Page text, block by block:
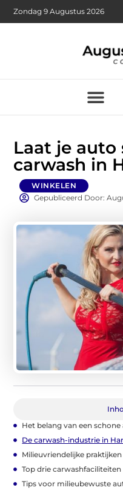
Zondag 9 Augustus 2026
Laat je auto
carwash in
WINKELEN
Gepubliceerd Door:
Het belang van een schone
De carwash-industrie in
Milieuvriendelijke
Top drie
Tips voor milieubewuste